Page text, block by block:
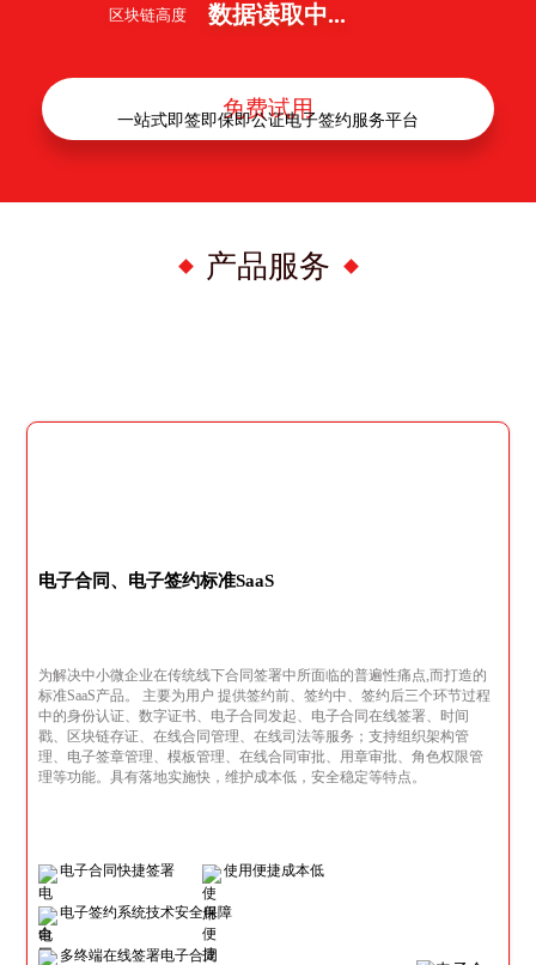
区块链高度 数据读取中...
免费试用
产品服务
一站式即签即保即公证电子签约服务平台
电子合同、电子签约标准SaaS
为解决中小微企业在传统线下合同签署中所面临的普遍性痛点,而打造的
标准SaaS产品。 主要为用户 提供签约前、签约中、签约后三个环节过程
中的身份认证、数字证书、电子合同发起、电子合同在线签署、时间
戳、区块链存证、在线合同管理、在线司法等服务；支持组织架构管
理、电子签章管理、模板管理、在线合同审批、用章审批、角色权限管
理等功能。具有落地实施快，维护成本低，安全稳定等特点。
电子合同快捷签署 使用便捷成本低
电子签约系统技术安全保障
多终端在线签署电子合同